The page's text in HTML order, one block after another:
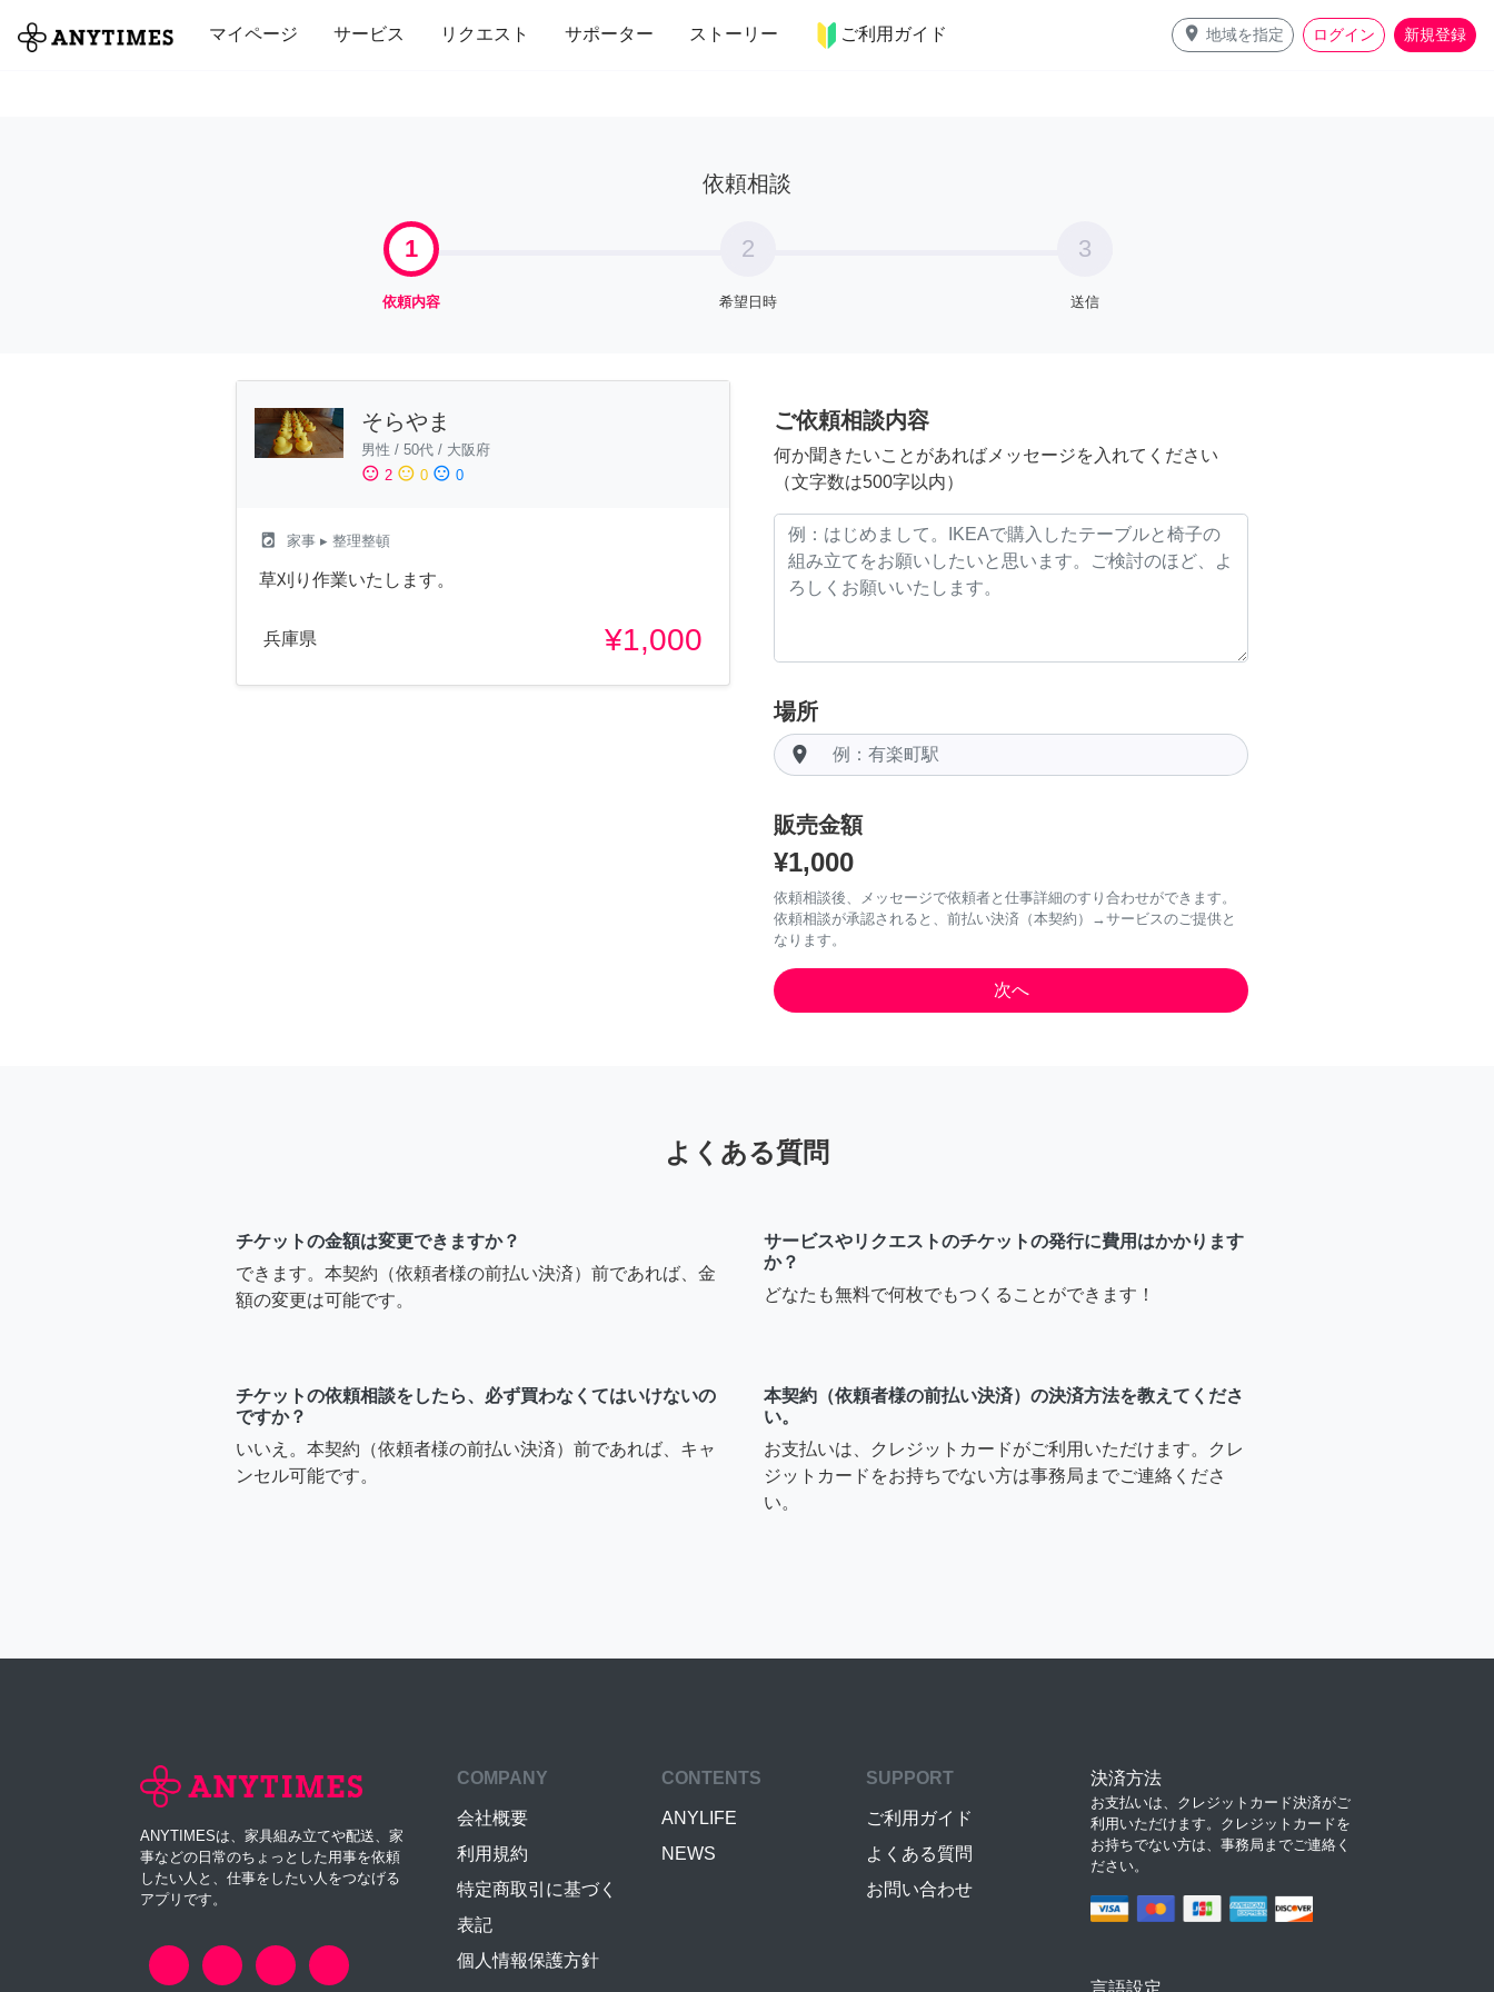
マイページ サービス リクエスト サポーター ストーリー ご利用ガイド place 地域を指定 ログイン 新規登録
全て 修理・組立 家事 引っ越し インテリア 趣味・習い事 ペット 料理
依頼相談
1
依頼内容
2
希望日時
3
送信
そらやま
男性 / 50代 / 大阪府
sentiment_satisfied 2 sentiment_neutral 0 sentiment_dissatisfied 0
local_laundry_service 家事 ▸ 整理整頓
草刈り作業いたします。
兵庫県 ¥1,000
ご依頼相談内容
何か聞きたいことがあればメッセージを入れてください
（文字数は500字以内）
場所
room
販売金額
¥1,000
依頼相談後、メッセージで依頼者と仕事詳細のすり合わせができます。
依頼相談が承認されると、前払い決済（本契約）→サービスのご提供と
なります。
よくある質問
チケットの金額は変更できますか？
できます。本契約（依頼者様の前払い決済）前であれば、金
額の変更は可能です。
サービスやリクエストのチケットの発行に費用はかかります
か？
どなたも無料で何枚でもつくることができます！
チケットの依頼相談をしたら、必ず買わなくてはいけないの
ですか？
いいえ。本契約（依頼者様の前払い決済）前であれば、キャ
ンセル可能です。
本契約（依頼者様の前払い決済）の決済方法を教えてくださ
い。
お支払いは、クレジットカードがご利用いただけます。クレ
ジットカードをお持ちでない方は事務局までご連絡くださ
い。
ANYTIMESは、家具組み立てや配送、家
事などの日常のちょっとした用事を依頼
したい人と、仕事をしたい人をつなげる
アプリです。
COMPANY
会社概要
利用規約
特定商取引に基づく
表記
個人情報保護方針
CONTENTS
ANYLIFE
NEWS
SUPPORT
ご利用ガイド
よくある質問
お問い合わせ
決済方法
お支払いは、クレジットカード決済がご
利用いただけます。クレジットカードを
お持ちでない方は、事務局までご連絡く
ださい。
言語設定